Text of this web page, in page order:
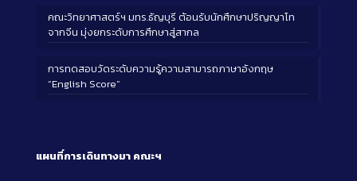
คณะวิทยาศาสตร์ฯ มทร.ธัญบุรี ต้อนรับนักศึกษาปริญญาโท
จากจีน มุ่งยกระดับการศึกษาสู่สากล
การทดสอบวัดระดับความรู้ความสามารถภาษาอังกฤษ
“English Score”
แผนที่การเดินทางมา คณะฯ